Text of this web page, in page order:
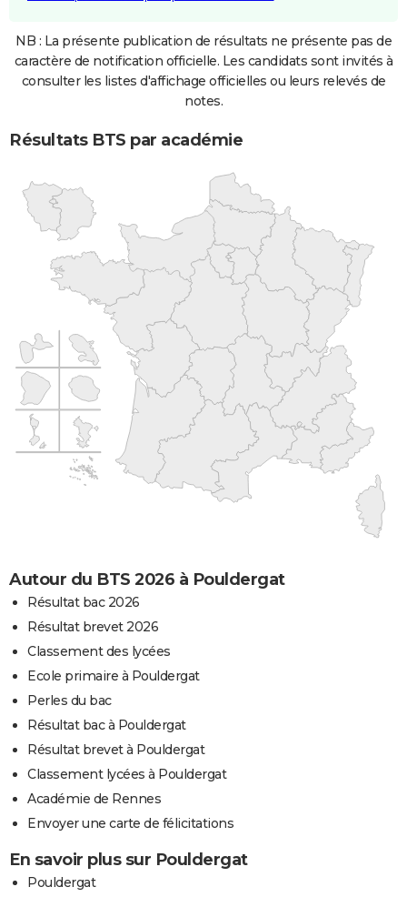
NB : La présente publication de résultats ne présente pas de
caractère de notification officielle. Les candidats sont invités à
consulter les listes d'affichage officielles ou leurs relevés de
notes.
Résultats BTS par académie
Autour du BTS 2026 à Pouldergat
Résultat bac 2026
Résultat brevet 2026
Classement des lycées
Ecole primaire à Pouldergat
Perles du bac
Résultat bac à Pouldergat
Résultat brevet à Pouldergat
Classement lycées à Pouldergat
Académie de Rennes
Envoyer une carte de félicitations
En savoir plus sur Pouldergat
Pouldergat